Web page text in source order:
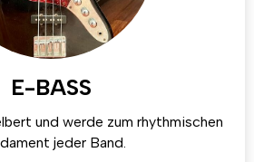
E-BASS
und werde zum rhythmischen
jeder Band.